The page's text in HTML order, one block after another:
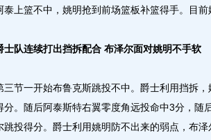
泰上篮不中，姚明抢到前场篮板补篮得手。目前
队连续打出挡拆配合 布泽尔面对姚明不手软
一开始布鲁克斯跳投不中。爵士利用挡拆，
分。随后阿泰斯特右翼零度角远投命中3分，随
跳投得分。爵士利用姚明防不出来的弱点，布